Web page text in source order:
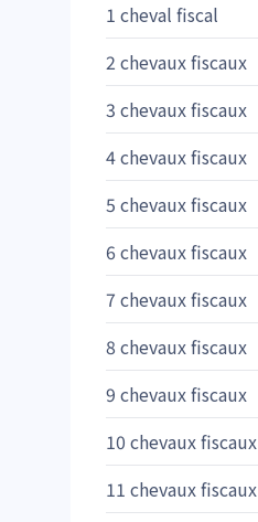
1 cheval fiscal
2 chevaux fiscaux
3 chevaux fiscaux
4 chevaux fiscaux
5 chevaux fiscaux
6 chevaux fiscaux
7 chevaux fiscaux
8 chevaux fiscaux
9 chevaux fiscaux
10 chevaux fiscaux
11 chevaux fiscaux